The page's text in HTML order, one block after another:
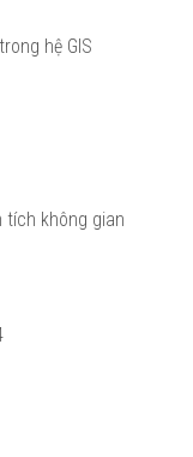
hệ GIS
không gian